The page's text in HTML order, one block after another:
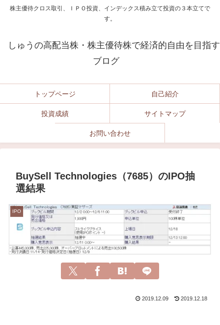
株主優待クロス取引、ＩＰＯ投資、インデックス積み立て投資の３本立てで
す。
しゅうの高配当株・株主優待株で経済的自由を目指す
ブログ
トップページ 自己紹介
投資成績 サイトマップ
お問い合わせ
BuySell Technologies（7685）のIPO抽
選結果
IPO
2019.12.09 2019.12.18